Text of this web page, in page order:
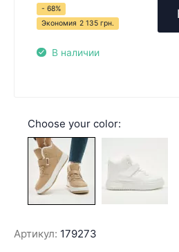
- 68%
Экономия 2 135 грн.
В наличии
Choose your color:
Артикул: 179273